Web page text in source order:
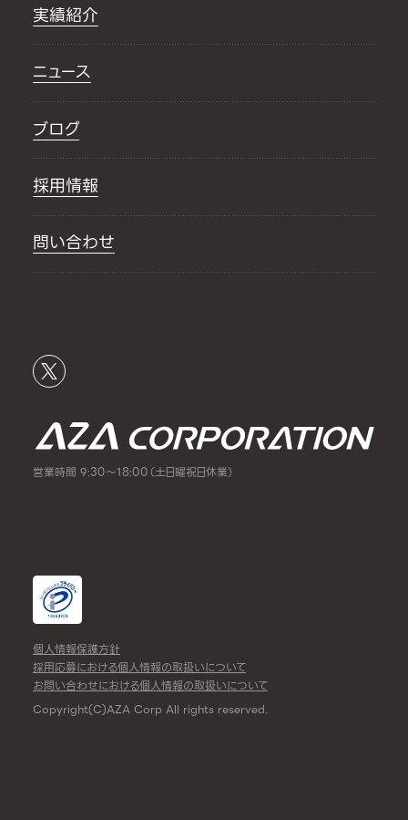
実績紹介
ニュース
ブログ
採用情報
問い合わせ
営業時間 9:30～18:00（土日曜祝日休業）
個人情報保護方針
採用応募における個人情報の取扱いについて
お問い合わせにおける個人情報の取扱いについて
Copyright(C)AZA Corp All rights reserved.